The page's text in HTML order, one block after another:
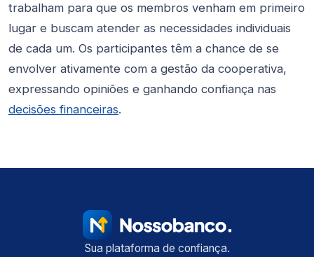
trabalham para que os membros venham em primeiro
lugar e buscam atender as necessidades individuais
de cada um. Os participantes têm a chance de se
envolver ativamente com a gestão da cooperativa,
expressando opiniões e ganhando confiança nas
decisões financeiras.
Sua plataforma de confiança.